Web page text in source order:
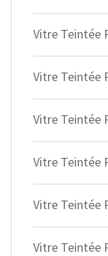
Vitre Teintée
Vitre Teintée
Vitre Teintée
Vitre Teintée
Vitre Teintée
Vitre Teintée